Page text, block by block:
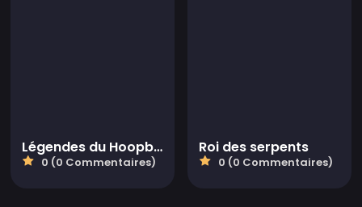
Légendes du Hoopball
0 (0 Commentaires)
Roi des serpents
0 (0 Commentaires)